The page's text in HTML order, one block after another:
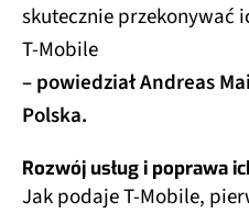
skutecznie przekonywać
T‑Mobile
– powiedział Andreas
Polska.
Rozwój usług i poprawa
Jak podaje T-Mobile,